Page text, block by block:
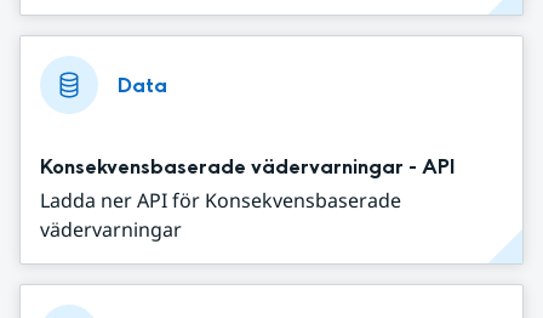
Data
Konsekvensbaserade vädervarningar - API
Ladda ner API för Konsekvensbaserade
vädervarningar